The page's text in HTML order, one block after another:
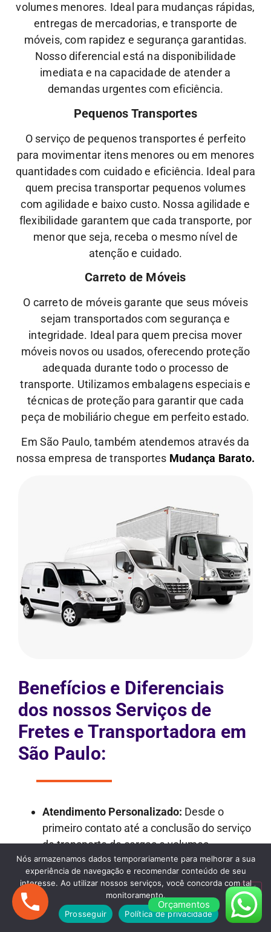
volumes menores. Ideal para mudanças rápidas,
entregas de mercadorias, e transporte de
móveis, com rapidez e segurança garantidas.
Nosso diferencial está na disponibilidade
imediata e na capacidade de atender a
demandas urgentes com eficiência.
Pequenos Transportes
O serviço de pequenos transportes é perfeito
para movimentar itens menores ou em menores
quantidades com cuidado e eficiência. Ideal para
quem precisa transportar pequenos volumes
com agilidade e baixo custo. Nossa agilidade e
flexibilidade garantem que cada transporte, por
menor que seja, receba o mesmo nível de
atençãoe cuidado.
Carreto de Móveis
O carreto de móveis garante que seus móveis
sejam transportados com segurança e
integridade. Ideal para quem precisa mover
móveis novos ou usados, oferecendo proteção
adequada durante todo o processo de
transporte. Utilizamos embalagens especiais e
técnicas de proteção para garantir que cada
peça de mobiliário chegue em perfeito estado.
Em São Paulo, também atendemos através da
nossa empresa de transportes Mudança Barato.
Benefícios e Diferenciais
dos nossos Serviços de
Fretes e Transportadora em
São Paulo:
Atendimento Personalizado: Desde o
primeiro contato até a conclusão do serviço
de transporte de cargas e volumes,
oferecemos um atendimento personalizado
e dedicado.
Transparência nos Orçamentos:
Nossos
orçamentos são detalhados e
transparentes, garantindo que não haja
Orçamentos
Nós armazenamos dados temporariamente para melhorar a sua
experiência de navegação e recomendar conteúdo de seu
interesse. Ao utilizar nossos serviços, você concorda com tal
monitoramento.
Prosseguir
Política de privacidade